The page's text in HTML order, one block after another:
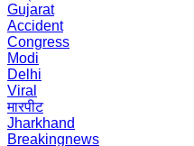
Gujarat
Accident
Congress
Modi
Delhi
Viral
मारपीट
Jharkhand
Breakingnews